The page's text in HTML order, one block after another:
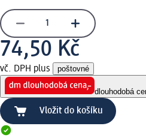
74,50 Kč
vč. DPH plus poštovné
dlouhodobá
Vložit do košíku